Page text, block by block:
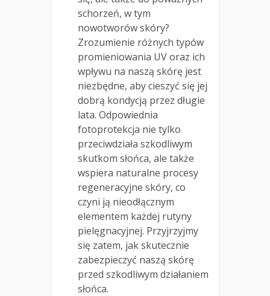
schorzeń, w tym
nowotworów skóry?
Zrozumienie różnych typów
promieniowania UV oraz ich
wpływu na naszą skórę jest
niezbędne, aby cieszyć się jej
dobrą kondycją przez długie
lata. Odpowiednia
fotoprotekcja nie tylko
przeciwdziała szkodliwym
skutkom słońca, ale także
wspiera naturalne procesy
regeneracyjne skóry, co
czyni ją nieodłącznym
elementem każdej rutyny
pielęgnacyjnej. Przyjrzyjmy
się zatem, jak skutecznie
zabezpieczyć naszą skórę
przed szkodliwym działaniem
słońca.